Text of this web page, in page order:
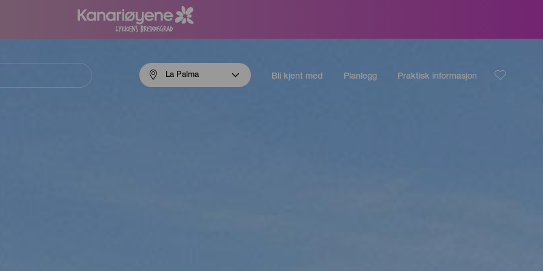
navigation
La Palma Bli kjent med Planlegg Praktisk informasjon